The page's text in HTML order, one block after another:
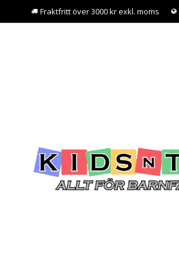
Fraktfritt över 3000 kr exkl. moms